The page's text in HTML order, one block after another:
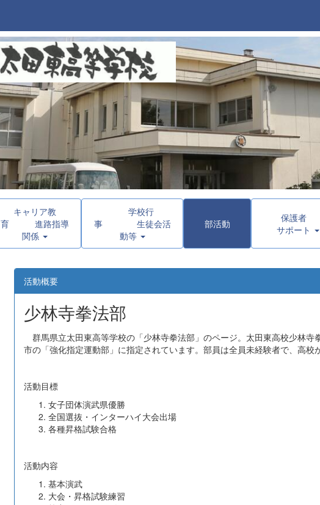
キャリア教
育 進路指導
関係
学校行
事 生徒会活
動等
部活動
保護
サポート
活動概要
少林寺拳法部
群馬県立太田東高等学校の「少林寺拳法部」のページ。太田東高校少林寺
市の「強化指定運動部」に指定されています。部員は全員未経験者で、高校
活動目標
女子団体演武県優勝
全国選抜・インターハイ大会出場
各種昇格試験合格
活動内容
基本演武
大会・昇格試験練習